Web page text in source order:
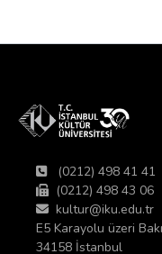
(0212) 498 41 41
(0212) 498 43 06
kultur@iku.edu.tr
E5 Karayolu üzeri
34158 İstanbul